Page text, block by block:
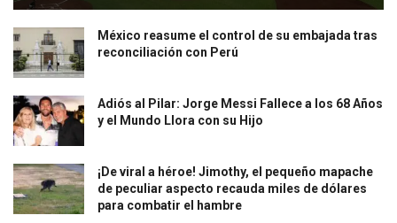
México reasume el control de su embajada tras
reconciliación con Perú
Adiós al Pilar: Jorge Messi Fallece a los 68 Años
y el Mundo Llora con su Hijo
¡De viral a héroe! Jimothy, el pequeño mapache
de peculiar aspecto recauda miles de dólares
para combatir el hambre